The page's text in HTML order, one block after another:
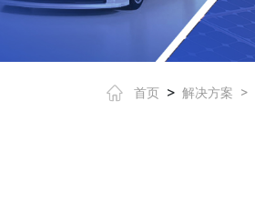
首页 > 解决方案 >